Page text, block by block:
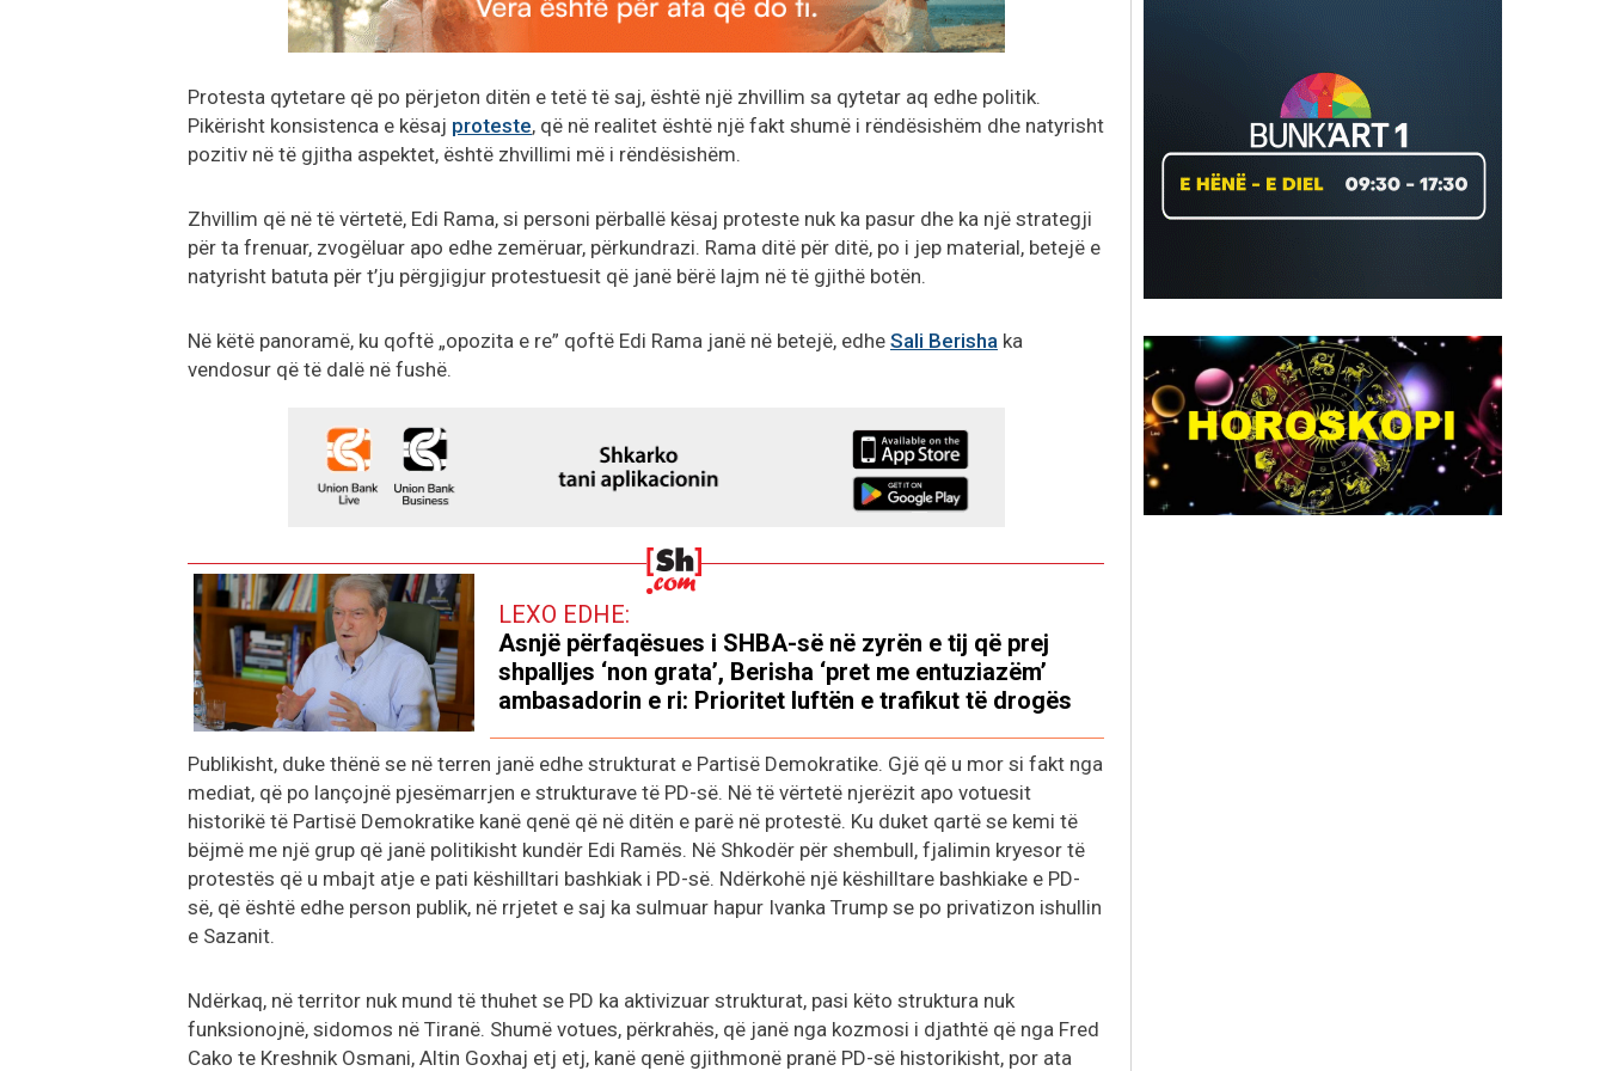
Protesta qytetare që po përjeton ditën e tetë të saj, është një zhvillim sa qytetar aq edhe politik.
Pikërisht konsistenca e kësaj proteste, që në realitet është një fakt shumë i rëndësishëm dhe natyrisht
pozitiv në të gjitha aspektet, është zhvillimi më i rëndësishëm.
Zhvillim që në të vërtetë, Edi Rama, si personi përballë kësaj proteste nuk ka pasur dhe ka një strategji
për ta frenuar, zvogëluar apo edhe zemëruar, përkundrazi. Rama ditë për ditë, po i jep material, betejë e
natyrisht batuta për t’ju përgjigjur protestuesit që janë bërë lajm në të gjithë botën.
Në këtë panoramë, ku qoftë „opozita e re” qoftë Edi Rama janë në betejë, edhe Sali Berisha ka
vendosur që të dalë në fushë.
LEXO EDHE:
Asnjë përfaqësues i SHBA-së në zyrën e tij që prej
shpalljes ‘non grata’, Berisha ‘pret me entuziazëm’
ambasadorin e ri: Prioritet luftën e trafikut të drogës
Publikisht, duke thënë se në terren janë edhe strukturat e Partisë Demokratike. Gjë që u mor si fakt nga
mediat, që po lançojnë pjesëmarrjen e strukturave të PD-së. Në të vërtetë njerëzit apo votuesit
historikë të Partisë Demokratike kanë qenë që në ditën e parë në protestë. Ku duket qartë se kemi të
bëjmë me një grup që janë politikisht kundër Edi Ramës. Në Shkodër për shembull, fjalimin kryesor të
protestës që u mbajt atje e pati këshilltari bashkiak i PD-së. Ndërkohë një këshilltare bashkiake e PD-
së, që është edhe person publik, në rrjetet e saj ka sulmuar hapur Ivanka Trump se po privatizon ishullin
e Sazanit.
Ndërkaq, në territor nuk mund të thuhet se PD ka aktivizuar strukturat, pasi këto struktura nuk
funksionojnë, sidomos në Tiranë. Shumë votues, përkrahës, që janë nga kozmosi i djathtë që nga Fred
Cako te Kreshnik Osmani, Altin Goxhaj etj etj, kanë qenë gjithmonë pranë PD-së historikisht, por ata